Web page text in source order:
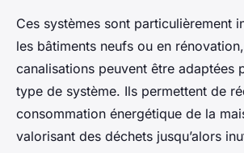
Ces systèmes sont particulièrement
les bâtiments neufs ou en
canalisations peuvent être adaptées
type de système. Ils permettent de
consommation énergétique de la
valorisant des déchets jusqu’alors